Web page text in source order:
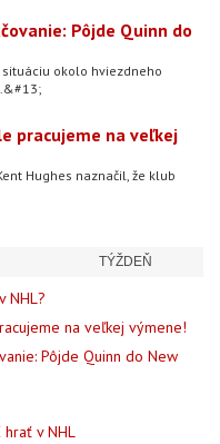
Pôjde Quinn do
okolo hviezdneho
pracujeme na veľkej
Hughes naznačil, že klub
TÝŽDEŇ
NHL?
na veľkej výmene!
Pôjde Quinn do New
hrať v NHL